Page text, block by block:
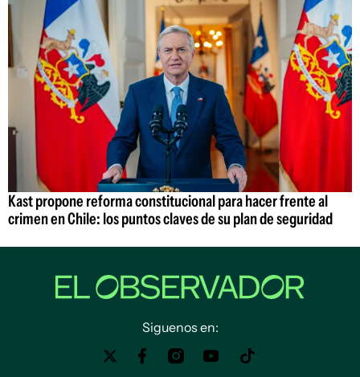
Kast propone reforma constitucional para hacer frente al
crimen en Chile: los puntos claves de su plan de seguridad
Siguenos en: